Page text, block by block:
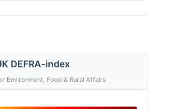
DEFRA-index
Environment, Food & Rural Affairs